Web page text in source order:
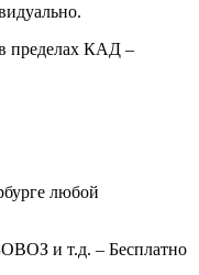
в пределах КАД –
любой
и т.д. – Бесплатно